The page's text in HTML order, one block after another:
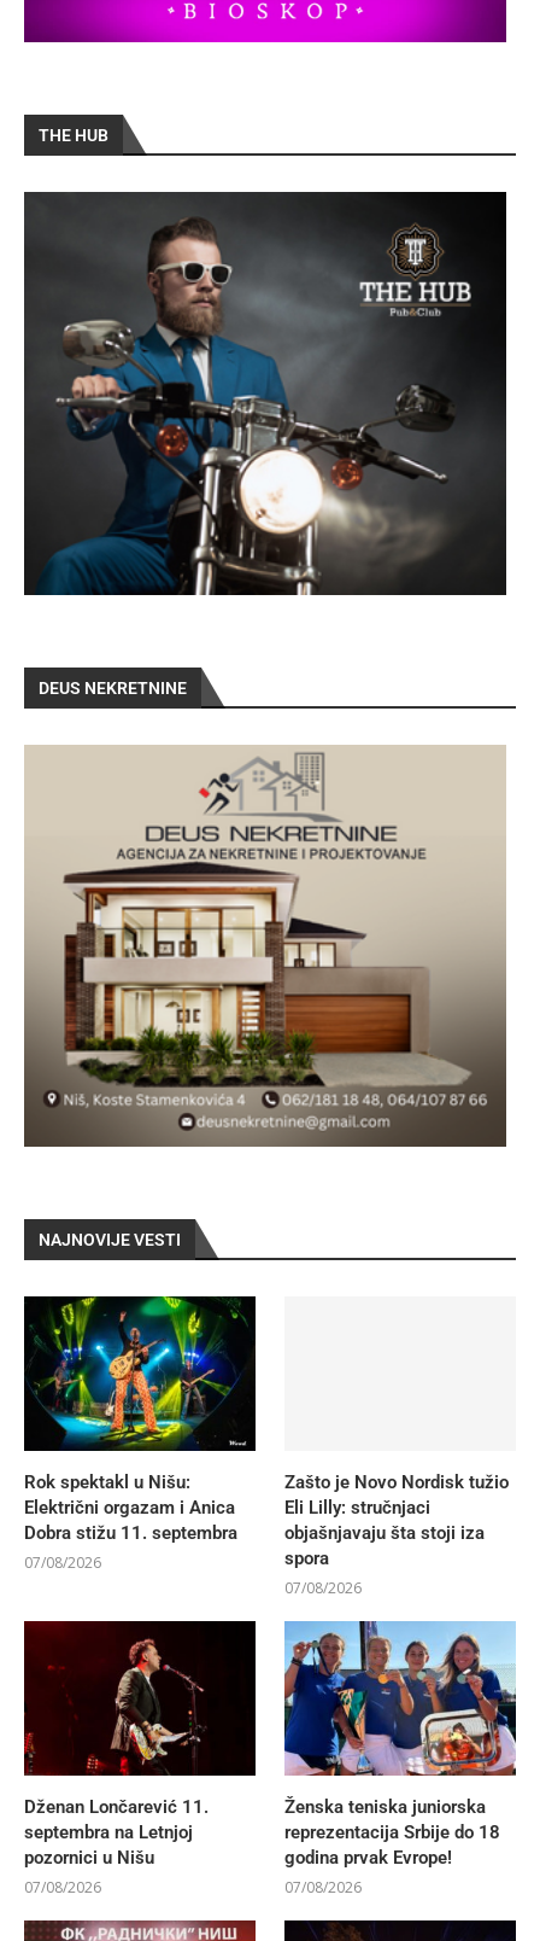
THE HUB
DEUS NEKRETNINE
NAJNOVIJE VESTI
Rok spektakl u Nišu:
Električni orgazam i Anica
Dobra stižu 11. septembra
07/08/2026
Zašto je Novo Nordisk tužio
Eli Lilly: stručnjaci
objašnjavaju šta stoji iza
spora
07/08/2026
Dženan Lončarević 11.
septembra na Letnjoj
pozornici u Nišu
07/08/2026
Ženska teniska juniorska
reprezentacija Srbije do 18
godina prvak Evrope!
07/08/2026